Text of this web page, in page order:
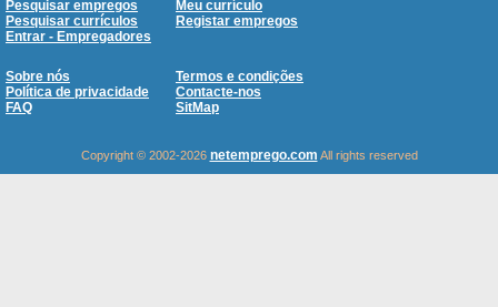
Pesquisar empregos
Meu currículo
Pesquisar currículos
Registar empregos
Entrar - Empregadores
Sobre nós
Termos e condições
Política de privacidade
Contacte-nos
FAQ
SitMap
Copyright © 2002-2026 netemprego.com All rights reserved